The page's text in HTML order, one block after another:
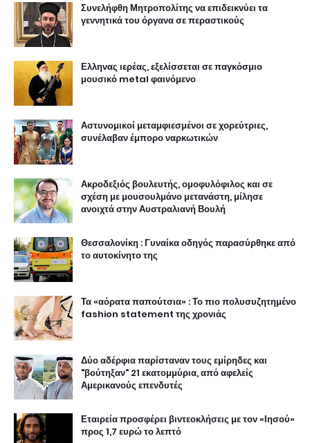
Συνελήφθη Μητροπολίτης να επιδεικνύει τα
γεννητικά του όργανα σε περαστικούς
Ελληνας ιερέας, εξελίσσεται σε παγκόσμιο
μουσικό metal φαινόμενο
Αστυνομικοί μεταμφιεσμένοι σε χορεύτριες,
συνέλαβαν έμπορο ναρκωτικών
Ακροδεξιός βουλευτής, ομοφυλόφιλος και σε
σχέση με μουσουλμάνο μετανάστη, μίλησε
ανοιχτά στην Αυστραλιανή Βουλή
Θεσσαλονίκη : Γυναίκα οδηγός παρασύρθηκε από
το αυτοκίνητο της
Τα «αόρατα παπούτσια» : Το πιο πολυσυζητημένο
fashion statement της χρονιάς
Δύο αδέρφια παρίσταναν τους εμίρηδες και
"βούτηξαν" 21 εκατομμύρια, από αφελείς
Αμερικανούς επενδυτές
Εταιρεία προσφέρει βιντεοκλήσεις με τον «Ιησού»
προς 1,7 ευρώ το λεπτό